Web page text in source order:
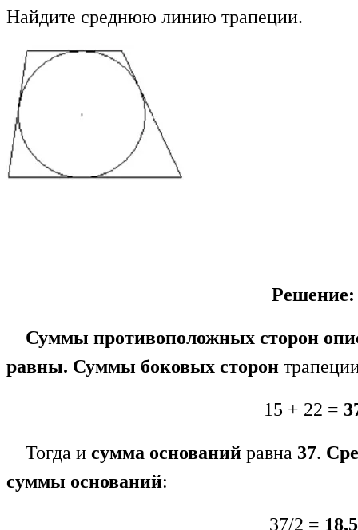
Найдите среднюю линию трапеции.
Решение:
Суммы противоположных сторон
равны. Суммы боковых сторон
15 + 22 =
Тогда и сумма оснований равна 37.
суммы оснований:
37/2 = 18,5